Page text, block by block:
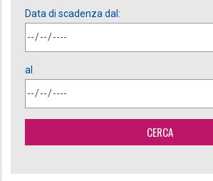
Data di scadenza dal:
al